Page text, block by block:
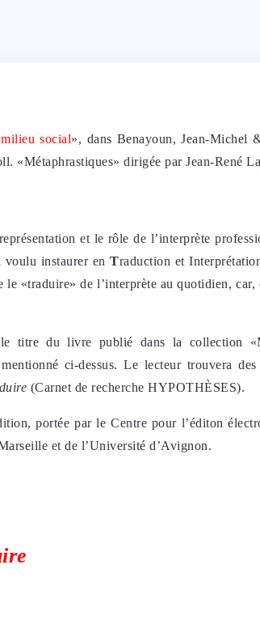
social», dans Benayoun, Jean-Michel
«Métaphrastiques» dirigée par Jean-René
et le rôle de l’interprète
voulu instaurer enTraduction et
«traduire» de l’interprète au quotidien,
du livre publié dans la collection
ci-dessus. Le lecteur trouvera
(Carnet de recherche HYPOTHÈSES).
portée par le Centre pour l’éditon
et de l’Université d’Avignon.